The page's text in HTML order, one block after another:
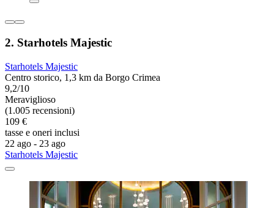
2. Starhotels Majestic
Starhotels Majestic
Centro storico, 1,3 km da Borgo Crimea
9,2/10
Meraviglioso
(1.005 recensioni)
109 €
tasse e oneri inclusi
22 ago - 23 ago
Starhotels Majestic